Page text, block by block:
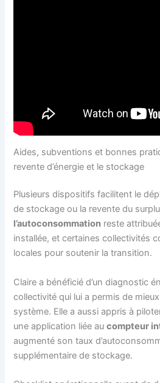
Aides, subventions et bonnes
revente d’énergie et le stockage
Plusieurs dispositifs facilitent le
de stockage ou la revente du
l’autoconsommation reste
installée, et certaines collectivités
locales pour soutenir la transition.
Claire a bénéficié d’un diagnostic
collectivité qui lui a permis de
système. Elle a aussi appris à
une application liée aucompteur
augmenté son taux
supplémentaire de stockage.